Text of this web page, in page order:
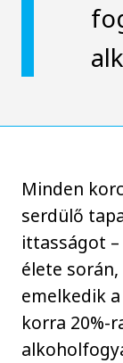
Minden
serdülő
ittasságot
élete során,
emelkedik
korra 20%-